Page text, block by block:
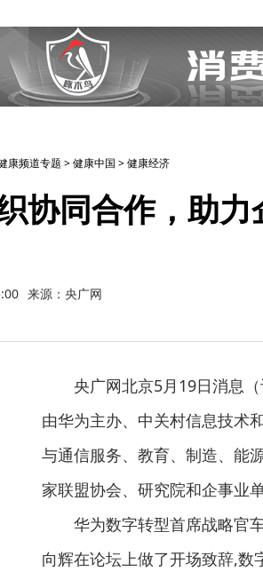
康频道专题 >健康中国 >健康经济
协同合作，助
来源：央广网
央广网北京5月19日消息（
由华为主办、中关村信息技术
与通信服务、教育、制造、能
家联盟协会、研究院和企事业
华为数字转型首席战略官车
向辉在论坛上做了开场致辞,数